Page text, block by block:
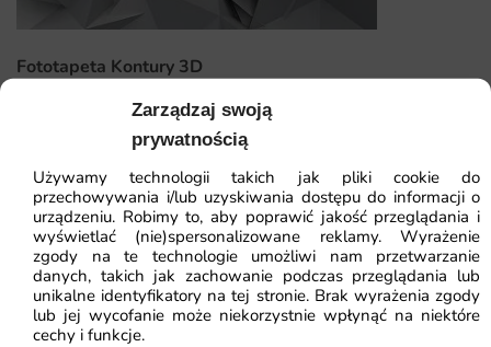
Zarządzaj swoją
prywatnością
Używamy technologii takich jak pliki cookie do
przechowywania i/lub uzyskiwania dostępu do informacji o
urządzeniu. Robimy to, aby poprawić jakość przeglądania i
wyświetlać (nie)spersonalizowane reklamy. Wyrażenie
zgody na te technologie umożliwi nam przetwarzanie
danych, takich jak zachowanie podczas przeglądania lub
unikalne identyfikatory na tej stronie. Brak wyrażenia zgody
lub jej wycofanie może niekorzystnie wpłynąć na niektóre
cechy i funkcje.
tapet i staranne dopasowanie krawędzi to wszystko,
razie potrzeby służymy wskazówkami na każdym etapie
Dlaczego warto wybrać tę fototapetę
Decydując się na fototapetę Złote Kwiaty, otrzymujesz nie
tylko estetyczną dekorację, ale i trwały produkt, który
posłuży na lata. Każdy egzemplarz jest drukowany na
zamówienie z dbałością o szczegóły.
ciepła paleta barw kojąca dla oka
Fototapeta Kontury 3D
64.51zł
Najniższa cena z 30 dni: 41.93
ZOBACZ WSZYSTKIE
Najczęściej zadawane pytania